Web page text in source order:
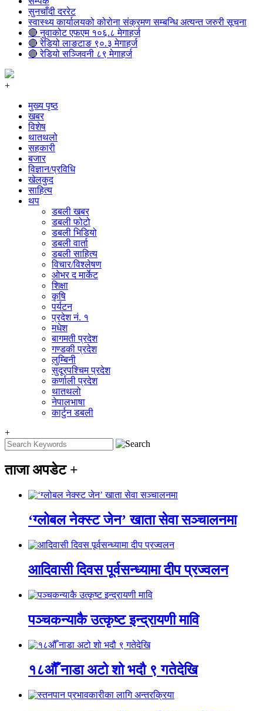
सुनचाँदी दररेट
स्वास्थ्य कार्यालयको कोरोना संक्रमण सम्बन्धि अत्यन्त जरुरी सूचना
🔴 नुवाकोट एफएम १०६.८ मेगाहर्ज
🔴 रेडियो लाङटाङ ९०.३ मेगाहर्ज
🔴 रेडियो सञ्जिवनी ८९ मेगाहर्ज
+
मुख्य पृष्ठ
खबर
विशेष
थातथलो
सहकारी
बजार
विज्ञान/प्रविधि
खेलकुद
साहित्य
थप
डबली खबर
डबली फोटो
डबली भिडियो
डबली वार्ता
डबली साहित्य
विचार/विश्‍लेषण
ओभर द मार्केट
शिक्षा
कृषि
पर्यटन
प्रदेश नं. १
मधेश
बागमती प्रदेश
गण्डकी प्रदेश
लुम्बिनी
सुदूरपश्चिम प्रदेश
कर्णाली प्रदेश
थातथलो
नेपालभाषा
कार्टुन डबली
+
ताजा अपडेट +
‘ग्लोबल नेक्स्ट जेन’ खाता सेवा सञ्चालनमा
आदिवासी दिवस पूर्वसन्ध्यामा दीप प्रज्वलन
पञ्चकन्याकै उत्कृष्ट इन्द्रायणी मावि
१८औँ नाडा अटो शो भदौ ९ गतेदेखि